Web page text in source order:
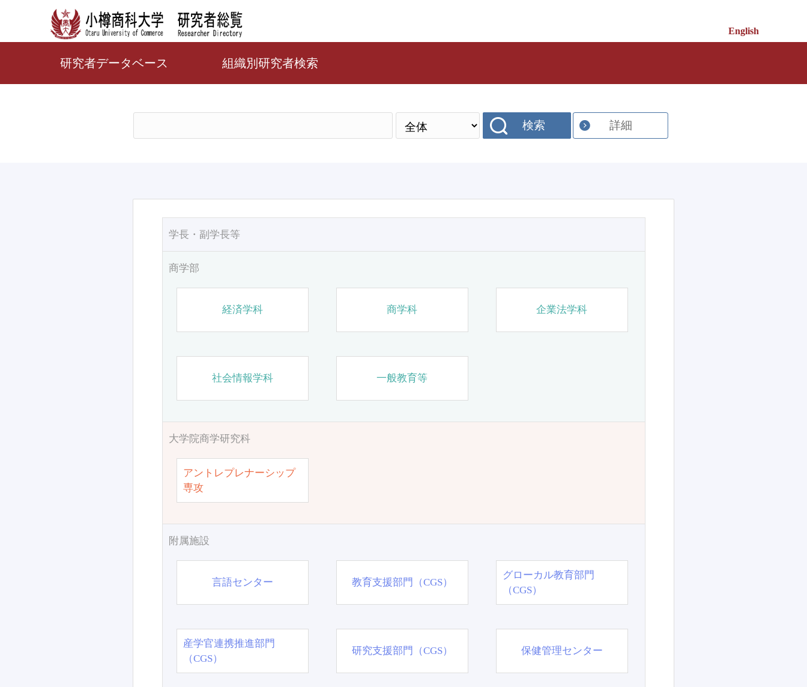
English
研究者データベース 組織別研究者検索
検索 詳細
学長・副学長等
商学部
経済学科 商学科 企業法学科
社会情報学科 一般教育等
大学院商学研究科
アントレプレナーシップ
専攻
附属施設
言語センター 教育支援部門（CGS）
グローカル教育部門
（CGS）
産学官連携推進部門
（CGS）
研究支援部門（CGS） 保健管理センター